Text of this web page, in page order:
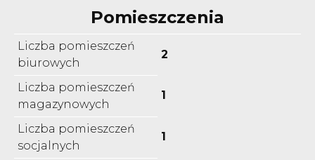
Pomieszczenia
Liczba pomieszczeń
biurowych
2
Liczba pomieszczeń
magazynowych
1
Liczba pomieszczeń
socjalnych
1